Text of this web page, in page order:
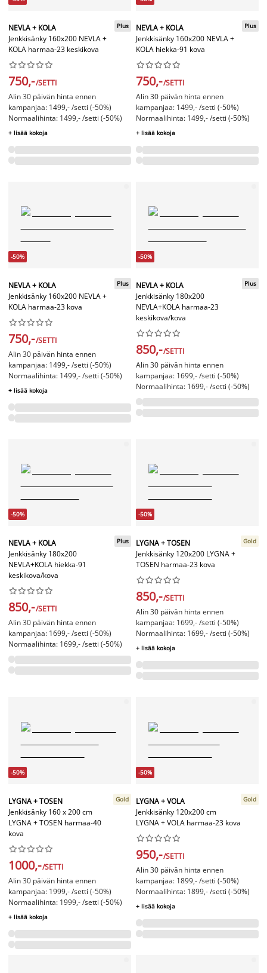
NEVLA + KOLA
Jenkkisänky 160x200 NEVLA +
KOLA harmaa-23 keskikova
Plus






750,-/SETTI
Alin 30 päivän hinta ennen
kampanjaa: 1499,- /setti (-50%)
Normaalihinta: 1499,- /setti (-50%)
+ lisää kokoja
NEVLA + KOLA
Jenkkisänky 160x200 NEVLA +
KOLA hiekka-91 kova
Plus






750,-/SETTI
Alin 30 päivän hinta ennen
kampanjaa: 1499,- /setti (-50%)
Normaalihinta: 1499,- /setti (-50%)
+ lisää kokoja
-50%
NEVLA + KOLA
Jenkkisänky 160x200 NEVLA +
KOLA harmaa-23 kova
Plus






750,-/SETTI
Alin 30 päivän hinta ennen
kampanjaa: 1499,- /setti (-50%)
Normaalihinta: 1499,- /setti (-50%)
+ lisää kokoja
-50%
NEVLA + KOLA
Jenkkisänky 180x200
NEVLA+KOLA harmaa-23
keskikova/kova
Plus






850,-/SETTI
Alin 30 päivän hinta ennen
kampanjaa: 1699,- /setti (-50%)
Normaalihinta: 1699,- /setti (-50%)
-50%
NEVLA + KOLA
Jenkkisänky 180x200
NEVLA+KOLA hiekka-91
keskikova/kova
Plus






850,-/SETTI
Alin 30 päivän hinta ennen
kampanjaa: 1699,- /setti (-50%)
Normaalihinta: 1699,- /setti (-50%)
-50%
LYGNA + TOSEN
Jenkkisänky 120x200 LYGNA +
TOSEN harmaa-23 kova
Gold






850,-/SETTI
Alin 30 päivän hinta ennen
kampanjaa: 1699,- /setti (-50%)
Normaalihinta: 1699,- /setti (-50%)
+ lisää kokoja
-50%
LYGNA + TOSEN
Jenkkisänky 160 x 200 cm
LYGNA + TOSEN harmaa-40
kova
Gold






1000,-/SETTI
Alin 30 päivän hinta ennen
kampanjaa: 1999,- /setti (-50%)
Normaalihinta: 1999,- /setti (-50%)
+ lisää kokoja
-50%
LYGNA + VOLA
Jenkkisänky 120x200 cm
LYGNA + VOLA harmaa-23 kova
Gold






950,-/SETTI
Alin 30 päivän hinta ennen
kampanjaa: 1899,- /setti (-50%)
Normaalihinta: 1899,- /setti (-50%)
+ lisää kokoja